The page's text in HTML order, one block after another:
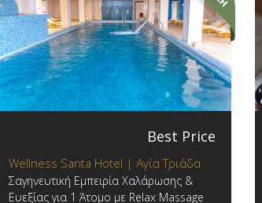
Best Price
Wellness Santa Hotel | Αγία Τριάδα
Σαγηνευτική Εμπειρία Χαλάρωσης &
Ευεξίας για 1 Άτομο με Relax Massage